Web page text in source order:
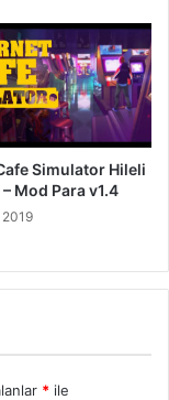
Simulator Hileli
Mod Para v1.4
2019
* ile